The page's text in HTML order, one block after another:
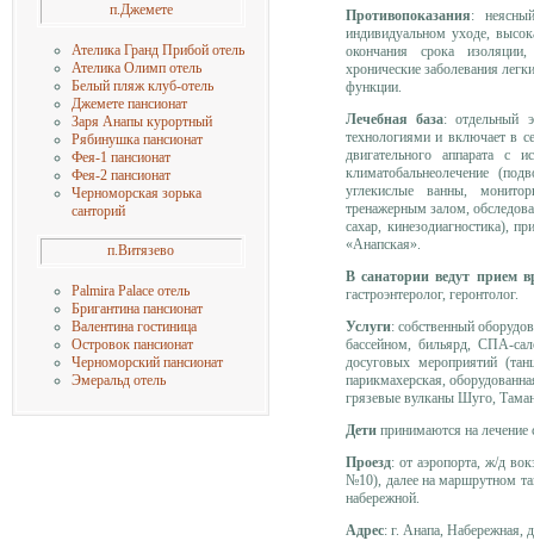
п.Джемете
Ателика Гранд Прибой отель
Ателика Олимп отель
Белый пляж клуб-отель
Джемете пансионат
Заря Анапы курортный
Рябинушка пансионат
Фея-1 пансионат
Фея-2 пансионат
Черноморская зорька
санторий
п.Витязево
Palmira Palace отель
Бригантина пансионат
Валентина гостиница
Островок пансионат
Черноморский пансионат
Эмеральд отель
Противопоказания:
индивидуальном уходе,
окончания срока изоляции,
хронические заболевания
функции.
Лечебная база: отдельный
технологиями и включает в
двигательного аппарата с
климатобальнеолечение
углекислые ванны,
тренажерным залом,
сахар, кинезодиагностика),
«Анапская».
В санатории ведут прием
гастроэнтеролог, геронтолог.
Услуги: собственный
бассейном, бильярд, СПА-
досуговых мероприятий
парикмахерская,
грязевые вулканы Шуго,
Дети принимаются на лечение
Проезд: от аэропорта, ж/д
№10), далее на маршрутном
набережной.
Адрес: г. Анапа, Набережная,